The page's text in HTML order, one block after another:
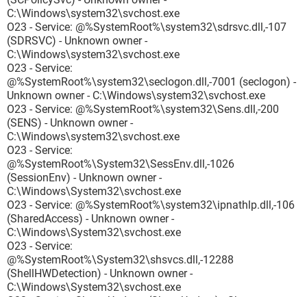
C:\Windows\system32\svchost.exe
O23 - Service: @%SystemRoot%\system32\sdrsvc.dll,-107
(SDRSVC) - Unknown owner -
C:\Windows\system32\svchost.exe
O23 - Service:
@%SystemRoot%\system32\seclogon.dll,-7001 (seclogon) -
Unknown owner - C:\Windows\system32\svchost.exe
O23 - Service: @%SystemRoot%\system32\Sens.dll,-200
(SENS) - Unknown owner -
C:\Windows\system32\svchost.exe
O23 - Service:
@%SystemRoot%\System32\SessEnv.dll,-1026
(SessionEnv) - Unknown owner -
C:\Windows\System32\svchost.exe
O23 - Service: @%SystemRoot%\system32\ipnathlp.dll,-106
(SharedAccess) - Unknown owner -
C:\Windows\System32\svchost.exe
O23 - Service:
@%SystemRoot%\System32\shsvcs.dll,-12288
(ShellHWDetection) - Unknown owner -
C:\Windows\System32\svchost.exe